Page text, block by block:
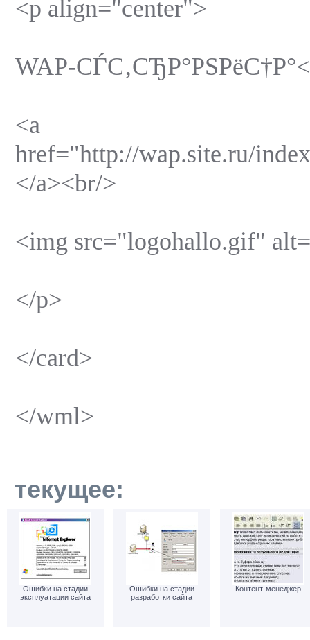
<p align="center">
WAP-
<a
href="http://wap.site.ru/
</a><br/>
<img src="logohallo.gif"
</p>
</card>
</wml>
текущее:
Ошибки на стадии
эксплуатации сайта
Ошибки на стадии
разработки сайта
Контент-менеджер